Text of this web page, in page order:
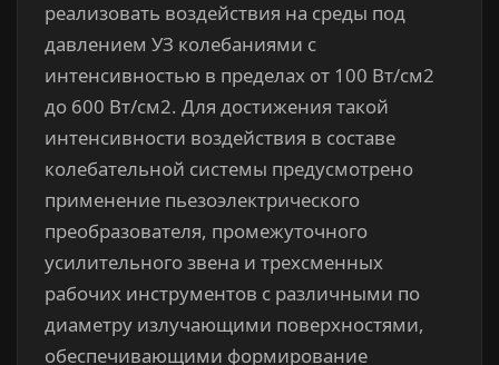
реализовать воздействия на среды под
давлением УЗ колебаниями с
интенсивностью в пределах от 100 Вт/см2
до 600 Вт/см2. Для достижения такой
интенсивности воздействия в составе
колебательной системы предусмотрено
применение пьезоэлектрического
преобразователя, промежуточного
усилительного звена и трехсменных
рабочих инструментов с различными по
диаметру излучающими поверхностями,
обеспечивающими формирование